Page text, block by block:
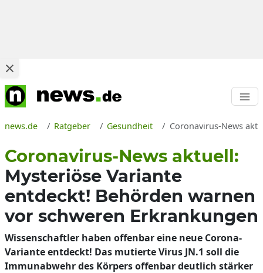
news.de Ratgeber Gesundheit Coronavirus-News
Coronavirus-News aktuell:
Mysteriöse Variante
entdeckt! Behörden warnen
vor schweren Erkrankungen
Wissenschaftler haben offenbar eine neue Corona-
Variante entdeckt! Das mutierte Virus JN.1 soll die
Immunabwehr des Körpers offenbar deutlich stärker